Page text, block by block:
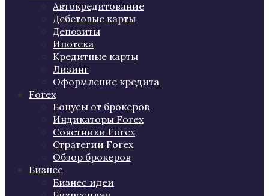
Автокредитование
Дебетовые карты
Депозиты
Ипотека
Кредитные карты
Лизинг
Оформление кредита
Forex
Бонусы от брокеров
Индикаторы Forex
Советники Forex
Стратегии Forex
Обзор брокеров
Бизнес
Бизнес идеи